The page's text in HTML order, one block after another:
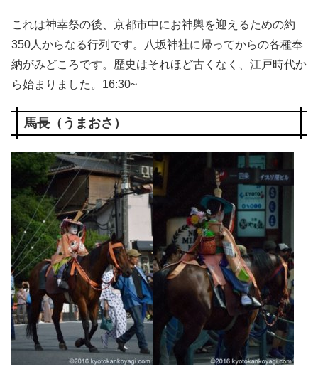
これは神幸祭の後、京都市中にお神輿を迎えるための約
350人からなる行列です。八坂神社に帰ってからの各種奉
納がみどころです。歴史はそれほど古くなく、江戸時代か
ら始まりました。16:30~
馬長（うまおさ）